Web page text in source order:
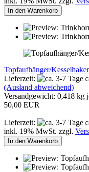
In den Warenkorb
Topfaufhänger/
Lieferzeit:
(Ausland abweichend)
Versandgewicht: 0,418 kg
50,00 EUR
Lieferzeit:
inkl. 19% MwSt. zzgl.
In den Warenkorb